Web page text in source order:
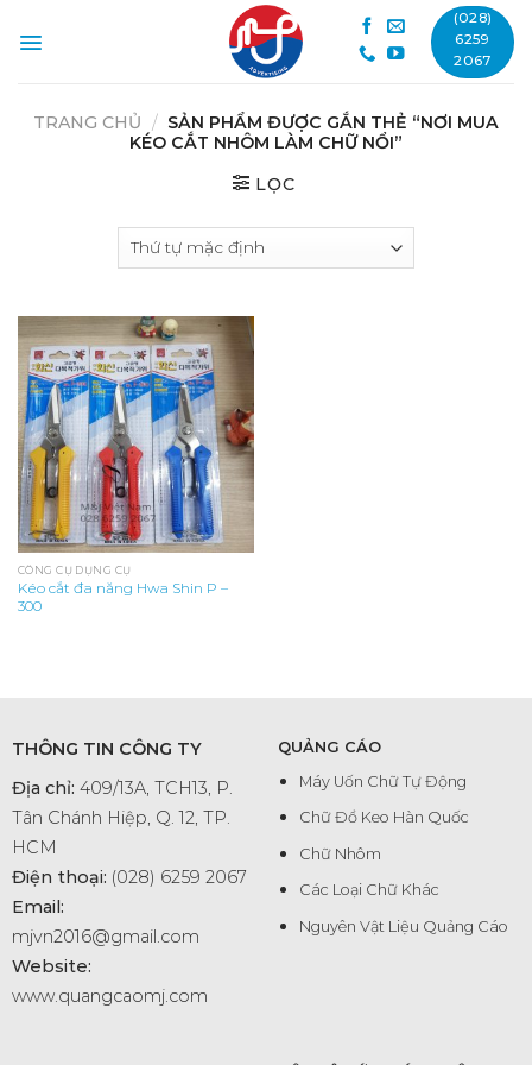
(028)
6259
2067
TRANG CHỦ / SẢN PHẨM ĐƯỢC GẮN THẺ “NƠI MUA
KÉO CẮT NHÔM LÀM CHỮ NỔI”
LỌC
CÔNG CỤ DỤNG CỤ
Kéo cắt đa năng Hwa Shin P –
300
THÔNG TIN CÔNG TY
Địa chỉ: 409/13A, TCH13, P.
Tân Chánh Hiệp, Q. 12, TP.
HCM
Điện thoại: (028) 6259 2067
Email:
mjvn2016@gmail.com
Website:
www.quangcaomj.com
QUẢNG CÁO
Máy Uốn Chữ Tự Động
Chữ Đổ Keo Hàn Quốc
Chữ Nhôm
Các Loại Chữ Khác
Nguyên Vật Liệu Quảng Cáo